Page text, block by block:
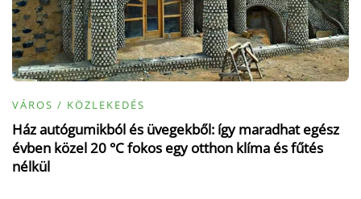
VÁROS / KÖZLEKEDÉS
Ház autógumikból és üvegekből: így maradhat egész
évben közel 20 °C fokos egy otthon klíma és fűtés
nélkül